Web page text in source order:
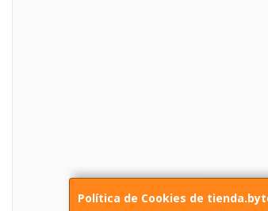
Política de Cookies de